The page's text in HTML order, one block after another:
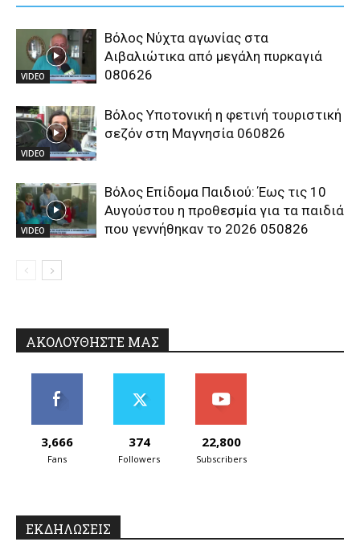
VIDEO
Βόλος Νύχτα αγωνίας στα
Αιβαλιώτικα από μεγάλη πυρκαγιά
080626
VIDEO
Βόλος Υποτονική η φετινή τουριστική
σεζόν στη Μαγνησία 060826
VIDEO
Βόλος Επίδομα Παιδιού: Έως τις 10
Αυγούστου η προθεσμία για τα παιδιά
που γεννήθηκαν το 2026 050826
ΑΚΟΛΟΥΘΗΣΤΕ ΜΑΣ
3,666
Fans
374
Followers
22,800
Subscribers
ΕΚΔΗΛΩΣΕΙΣ